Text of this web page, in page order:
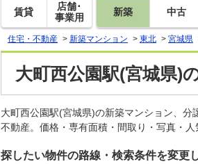
賃貸
店舗･
事業用
新築 中古
住宅・不動産 > 新築マンション > 東北 > 宮城県
大町西公園駅(宮城県)
大町西公園駅(宮城県)の新築マンション、
不動産。価格・専有面積・間取り・写真・
探したい物件の路線・検索条件を変更